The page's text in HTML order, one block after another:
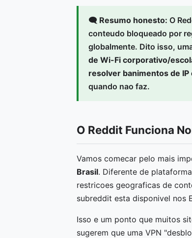
🗨️ Resumo honesto: O
conteudo bloqueado por
globalmente. Dito isso,
de Wi-Fi corporativo/
resolver banimentos de
quando nao faz.
O Reddit Funciona
Vamos comecar pelo mais
Brasil. Diferente de
restricoes geograficas de
subreddit esta disponivel nos
Isso e um ponto que muitos
sugerem que uma VPN